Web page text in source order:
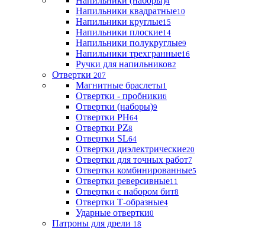
Напильники квадратные10
Напильники круглые15
Напильники плоские14
Напильники полукруглые9
Напильники трехгранные16
Ручки для напильников2
Отвертки 207
Магнитные браслеты1
Отвертки - пробники6
Отвертки (наборы)9
Отвертки PH64
Отвертки PZ8
Отвертки SL64
Отвертки диэлектрические20
Отвертки для точных работ7
Отвертки комбинированные5
Отвертки реверсивные11
Отвертки с набором бит8
Отвертки Т-образные4
Ударные отвертки0
Патроны для дрели 18